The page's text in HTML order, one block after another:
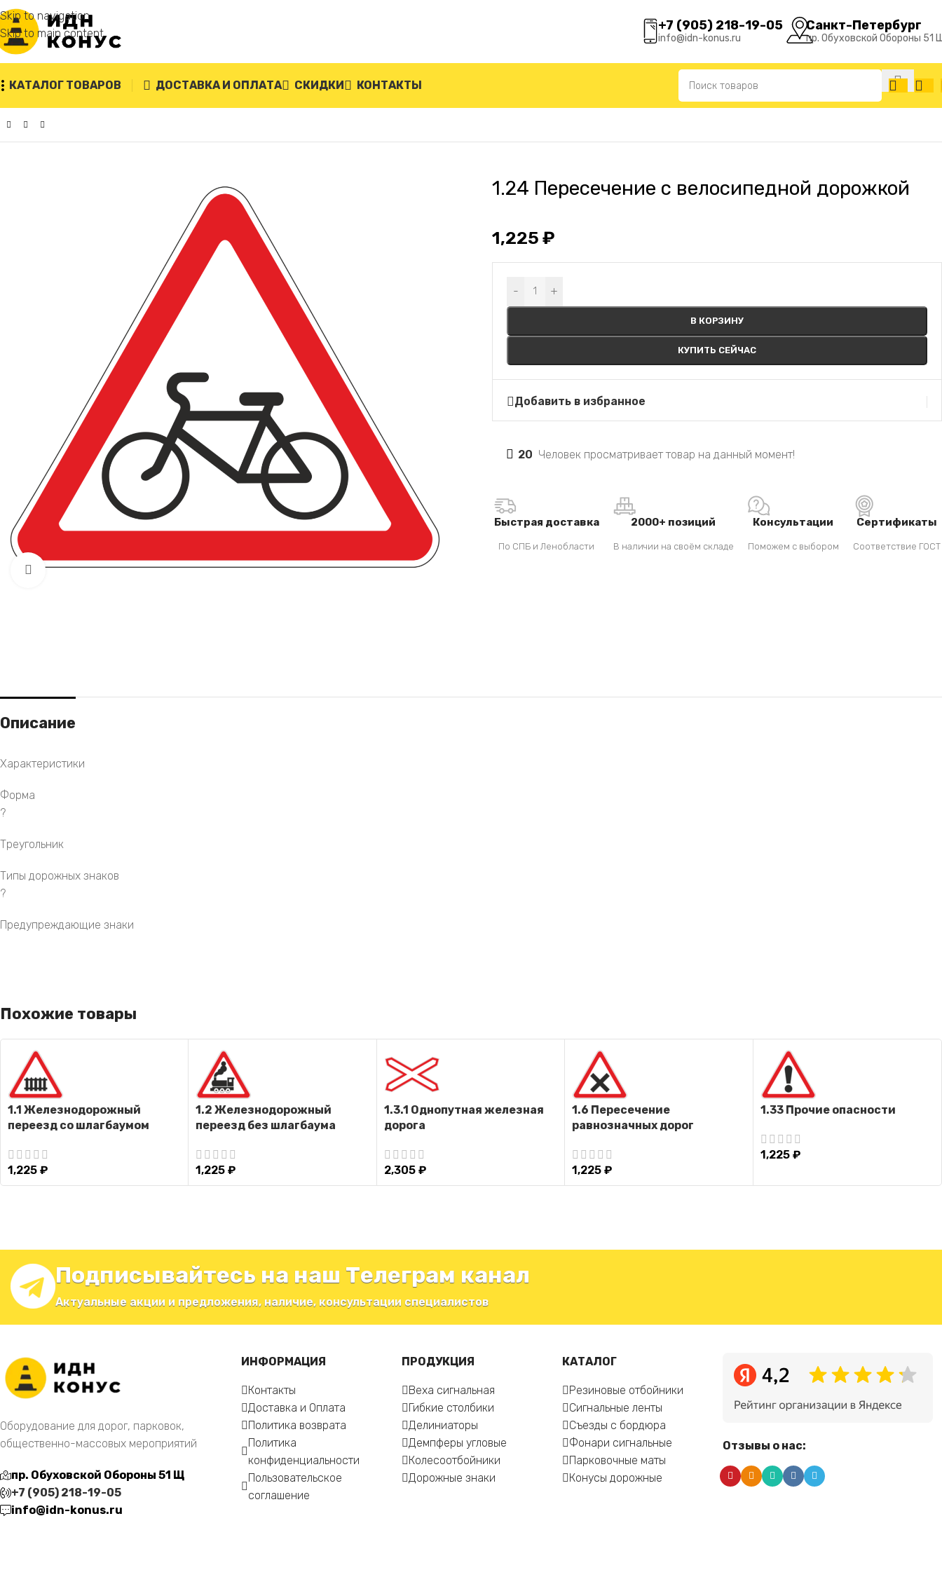
Skip to navigation
Skip to main content
+7 (905) 218-19-05
info@idn-konus.ru
Санкт-Петербург
пр. Обуховской Обороны 51
КАТАЛОГ ТОВАРОВ ДОСТАВКА И ОПЛАТА СКИДКИ
КОНТАКТЫ
Нажмите, чтобы увеличить
1.24 Пересечение с велосипедной дорожкой
1,225 ₽
- +
В КОРЗИНУ
КУПИТЬ СЕЙЧАС
Alternative:
Добавить в избранное
20 Человек просматривает товар на данный момент!
Быстрая доставка
По СПБ и Ленобласти
2000+ позиций
В наличии на своём складе
Консультации
Поможем с выбором
Сертификаты
Соответствие ГОСТ
Описание
Характеристики
Форма
?
Треугольник
Типы дорожных знаков
?
Предупреждающие знаки
Похожие товары
1.1 Железнодорожный
переезд со шлагбаумом
1,225 ₽
1.2 Железнодорожный
переезд без шлагбаума
1,225₽
1.3.1 Однопутная железная
дорога
2,305 ₽
1.6 Пересечение
равнозначных дорог
1,225₽
1.33 Прочие опасности
1,225 ₽
Подписывайтесь на наш Телеграм канал
Актуальные акции и предложения, наличие, консультации специалистов
Оборудование для дорог, парковок,
общественно-массовых мероприятий
пр. Обуховской Обороны 51 Щ
+7 (905) 218-19-05
info@idn-konus.ru
ИНФОРМАЦИЯ
Контакты
Доставка и Оплата
Политика возврата
Политика
конфиденциальности
Пользовательское
соглашение
ПРОДУКЦИЯ
Веха сигнальная
Гибкие столбики
Делиниаторы
Демпферы угловые
Колесоотбойники
Дорожные знаки
КАТАЛОГ
Резиновые отбойники
Сигнальные ленты
Съезды с бордюра
Фонари сигнальные
Парковочные маты
Конусы дорожные
Отзывы о нас: